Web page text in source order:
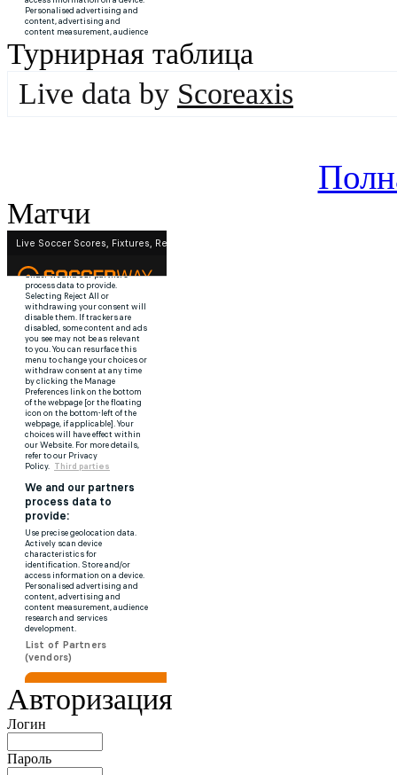
Турнирная таблица
Live data by Scoreaxis
Матчи
Авторизация
Логин
Пароль